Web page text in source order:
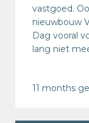
vastgoed.
nieuwbouw
Dag vooral
lang niet
11 months